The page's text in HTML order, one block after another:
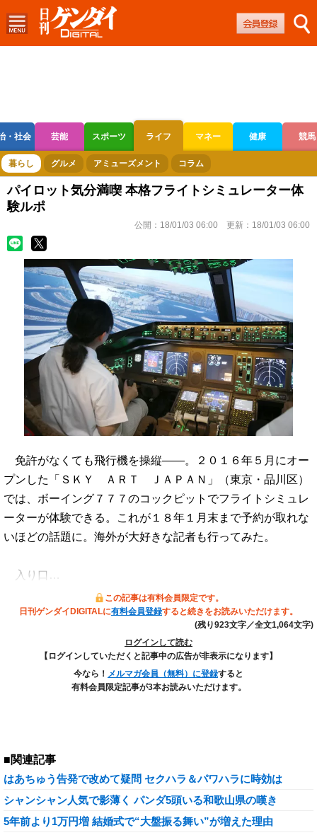
・社会 芸能 スポーツ ライフ マネー 健康 競馬
ボートレース 競輪 オートレース
暮らし グルメ アミューズメント コラム
パイロット気分満喫 本格フライトシミュレーター体
験ルポ
公開： 18/01/03 06:00 更新： 18/01/03 06:00
免許がなくても飛行機を操縦――。２０１６年５月にオー
プンした「ＳＫＹ ＡＲＴ ＪＡＰＡＮ」（東京・品川区）
では、ボーイング７７７のコックピットでフライトシミュレ
ーターが体験できる。これが１８年１月末まで予約が取れな
いほどの話題に。海外が大好きな記者も行ってみた。
入り口…
この記事は有料会員限定です。
日刊ゲンダイDIGITALに有料会員登録すると続きをお読みいただけます。
(残り923文字／全文1,064文字)
ログインして読む
【ログインしていただくと記事中の広告が非表示になります】
今なら！ メルマガ会員（無料）に登録すると
有料会員限定記事が3本お読みいただけます。
■関連記事
はあちゅう告発で改めて疑問 セクハラ＆パワハラに時効は
シャンシャン人気で影薄く パンダ5頭いる和歌山県の嘆き
5年前より1万円増 結婚式で“大盤振る舞い”が増えた理由